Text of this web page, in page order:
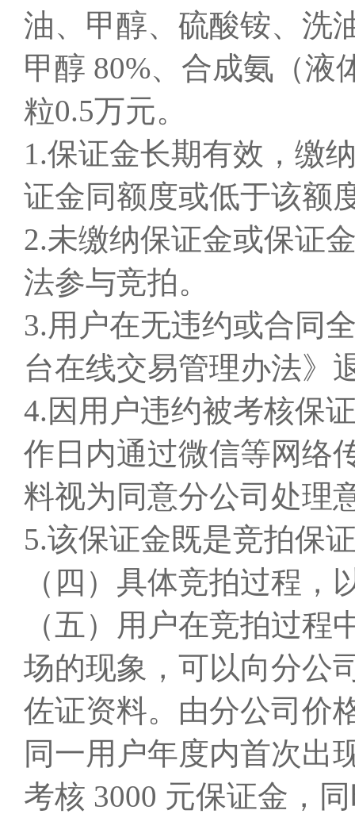
油、甲醇、硫酸铵、洗
甲醇 80%、合成氨（液
粒0.5万元。
1.保证金长期有效，缴
证金同额度或低于该额
2.未缴纳保证金或保证
法参与竞拍。
3.用户在无违约或合同
台在线交易管理办法》
4.因用户违约被考核保
作日内通过微信等网络
料视为同意分公司处理
5.该保证金既是竞拍保
（四）具体竞拍过程
（五）用户在竞拍过
场的现象，可以向分公
佐证资料。由分公司价
同一用户年度内首次出
考核 3000 元保证金，